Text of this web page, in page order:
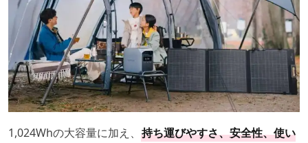
1,024Whの大容量に加え、 持ち運びやすさ、安全性、使い